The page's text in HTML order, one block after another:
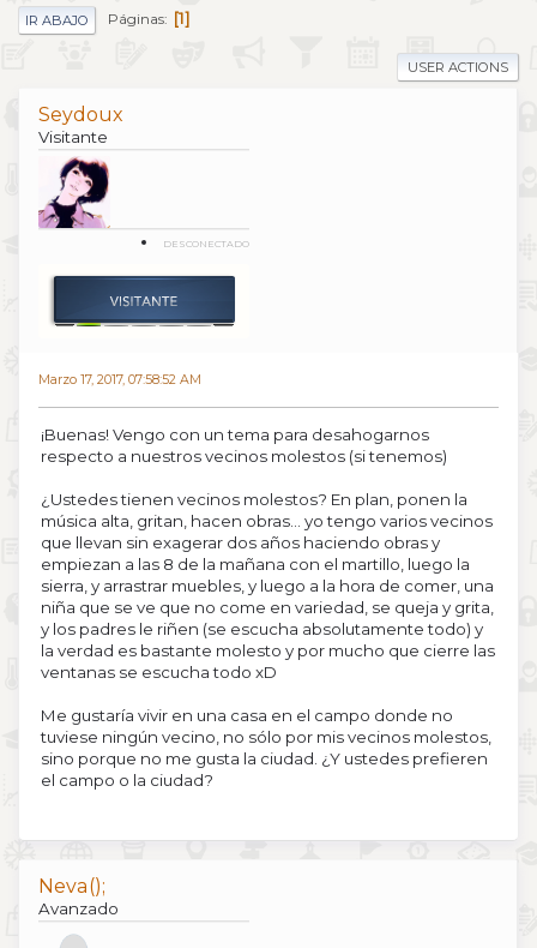
IR ABAJO Páginas 1
USER ACTIONS
Seydoux
Visitante
DESCONECTADO
Marzo 17, 2017, 07:58:52 AM
¡Buenas! Vengo con un tema para desahogarnos
respecto a nuestros vecinos molestos (si tenemos)
¿Ustedes tienen vecinos molestos? En plan, ponen la
música alta, gritan, hacen obras... yo tengo varios vecinos
que llevan sin exagerar dos años haciendo obras y
empiezan a las 8 de la mañana con el martillo, luego la
sierra, y arrastrar muebles, y luego a la hora de comer, una
niña que se ve que no come en variedad, se queja y grita,
y los padres le riñen (se escucha absolutamente todo) y
la verdad es bastante molesto y por mucho que cierre las
ventanas se escucha todo xD
Me gustaría vivir en una casa en el campo donde no
tuviese ningún vecino, no sólo por mis vecinos molestos,
sino porque no me gusta la ciudad. ¿Y ustedes prefieren
el campo o la ciudad?
Neva();
Avanzado